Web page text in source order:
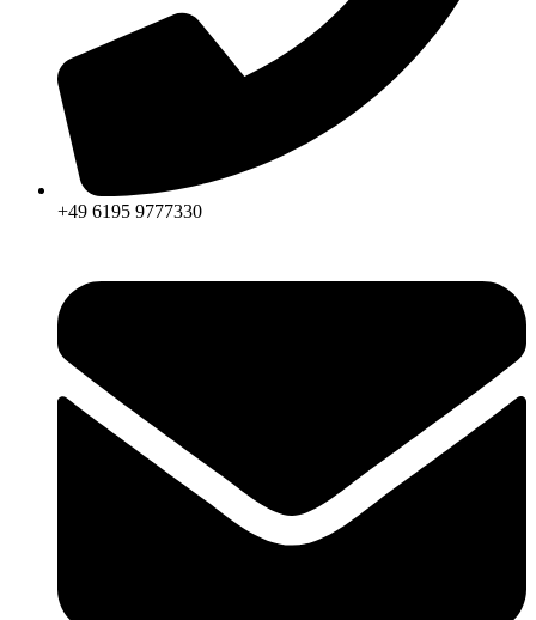
+49 6195 9777330